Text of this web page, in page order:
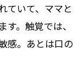
ていて、ママと
。触覚では、
感。あとは口の